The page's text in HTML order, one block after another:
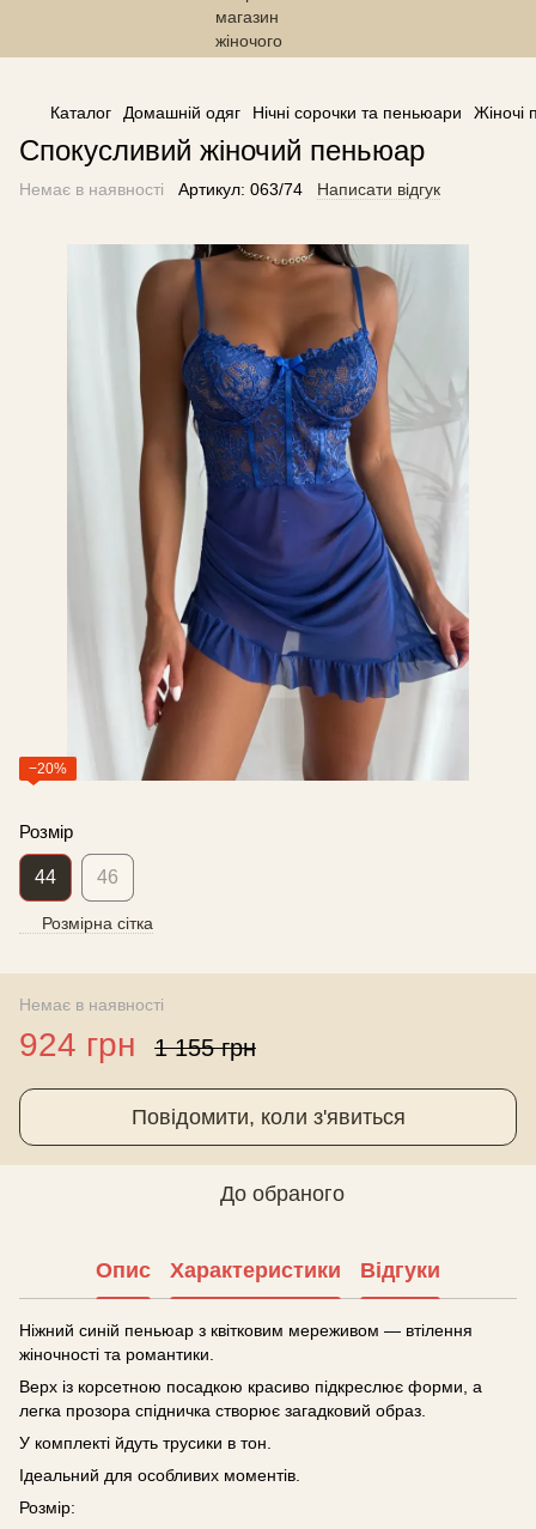
------------------------------------------------
Каталог Домашній одяг Нічні сорочки та пеньюари Жіночі
Спокусливий жіночий пеньюар
Немає в наявності Артикул: 063/74 Написати відгук
−20%
Розмір
44 46
Розмірна сітка
Немає в наявності
924 грн 1 155 грн
Повідомити, коли з'явиться
До обраного
Опис Характеристики Відгуки
Ніжний синій пеньюар з квітковим мереживом — втілення
жіночності та романтики.
Верх із корсетною посадкою красиво підкреслює форми, а
легка прозора спідничка створює загадковий образ.
У комплекті йдуть трусики в тон.
Ідеальний для особливих моментів.
Розмір: